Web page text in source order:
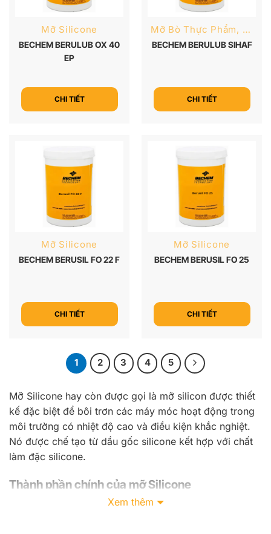
Mỡ Silicone
BECHEM BERULUB OX 40
EP
CHI TIẾT
Mỡ Bò Thực Phẩm, Dược Phẩm
BECHEM BERULUB SIHAF
CHI TIẾT
Mỡ Silicone
BECHEM BERUSIL FO 22 F
CHI TIẾT
Mỡ Silicone
BECHEM BERUSIL FO 25
CHI TIẾT
1 2 3 4 5
Mỡ Silicone hay còn được gọi là mỡ silicon được thiết
kế đặc biệt để bôi trơn các máy móc hoạt động trong
môi trường có nhiệt độ cao và điều kiện khắc nghiệt.
Nó được chế tạo từ dầu gốc silicone kết hợp với chất
làm đặc silicone.
Thành phần chính của mỡ Silicone
Thành phần chính của mỡ này thường là
Xem thêm